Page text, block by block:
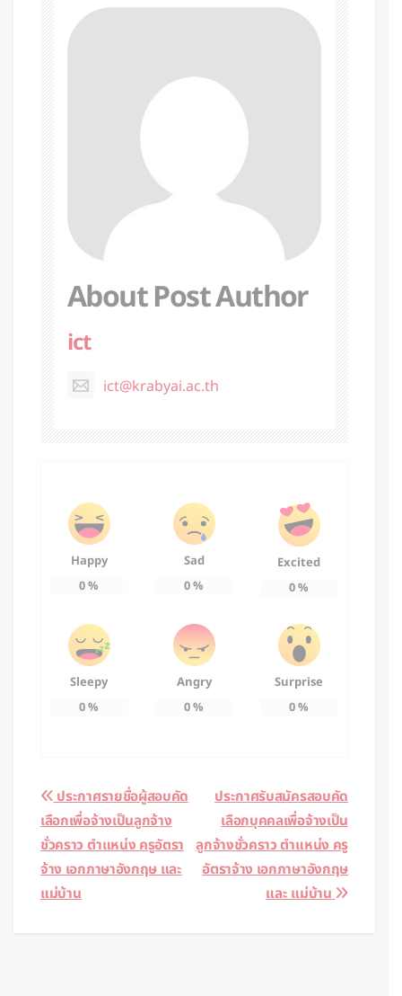
About Post Author
ict
ict@krabyai.ac.th
Happy
0%
Sad
0%
Excited
0%
Sleepy
0%
Angry
0%
Surprise
0%
Post
navigation
ประกาศรับสมัครสอบคัด
เลือกบุคคลเพื่อจ้างเป็น
ลูกจ้างชั่วคราว ตำแหน่ง ครู
อัตราจ้าง เอกภาษาอังกฤษ
และ แม่บ้าน
ประกาศรายชื่อผู้สอบคัด
เลือกเพื่อจ้างเป็นลูกจ้าง
ชั่วคราว ตำแหน่ง ครูอัตรา
จ้าง เอกภาษาอังกฤษ และ
แม่บ้าน